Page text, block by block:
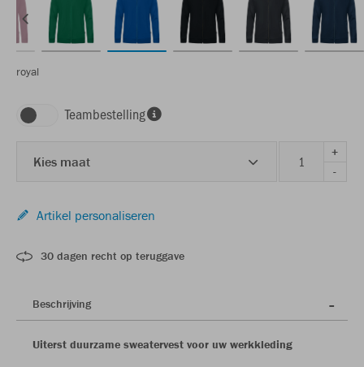
royal
Teambestelling
Kies maat
+
-
Artikel personaliseren
30 dagen recht op teruggave
Beschrijving
Uiterst duurzame sweatervest voor uw werkkleding